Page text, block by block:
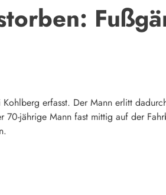
erfasst. Der Mann erlitt
jährige Mann fast mittig auf der